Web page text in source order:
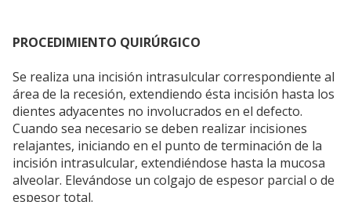
PROCEDIMIENTO QUIRÚRGICO
Se realiza una incisión intrasulcular correspondiente al
área de la recesión, extendiendo ésta incisión hasta los
dientes adyacentes no involucrados en el defecto.
Cuando sea necesario se deben realizar incisiones
relajantes, iniciando en el punto de terminación de la
incisión intrasulcular, extendiéndose hasta la mucosa
alveolar. Elevándose un colgajo de espesor parcial o de
espesor total.